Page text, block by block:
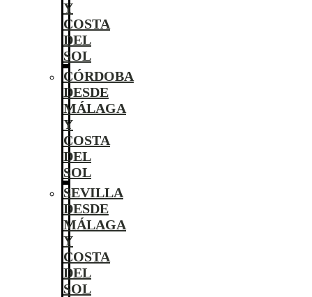
Y
COSTA
DEL
SOL
CÓRDOBA
DESDE
MÁLAGA
Y
COSTA
DEL
SOL
SEVILLA
DESDE
MÁLAGA
Y
COSTA
DEL
SOL